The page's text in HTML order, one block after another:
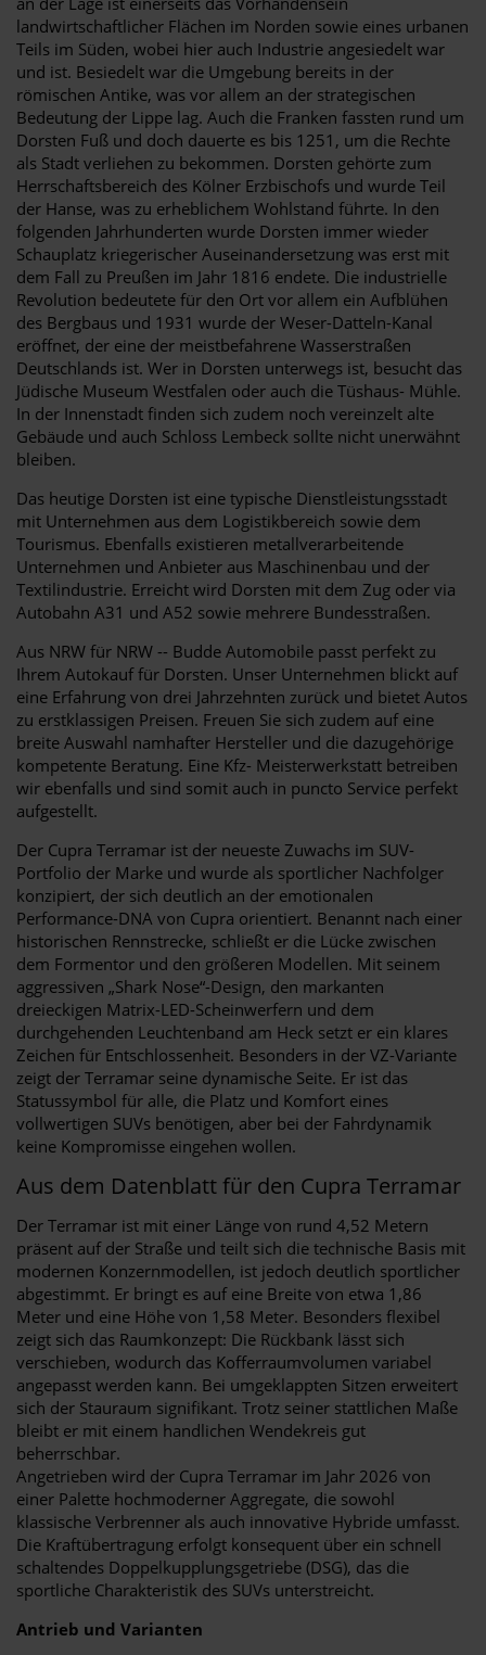
landwirtschaftlicher Flächen im Norden sowie eines urbanen
Teils im Süden, wobei hier auch Industrie angesiedelt war
und ist. Besiedelt war die Umgebung bereits in der
römischen Antike, was vor allem an der strategischen
Bedeutung der Lippe lag. Auch die Franken fassten rund um
Dorsten Fuß und doch dauerte es bis 1251, um die Rechte
als Stadt verliehen zu bekommen. Dorsten gehörte zum
Herrschaftsbereich des Kölner Erzbischofs und wurde Teil
der Hanse, was zu erheblichem Wohlstand führte. In den
folgenden Jahrhunderten wurde Dorsten immer wieder
Schauplatz kriegerischer Auseinandersetzung was erst mit
dem Fall zu Preußen im Jahr 1816 endete. Die industrielle
Revolution bedeutete für den Ort vor allem ein Aufblühen
des Bergbaus und 1931 wurde der Weser-Datteln-Kanal
eröffnet, der eine der meistbefahrene Wasserstraßen
Deutschlands ist. Wer in Dorsten unterwegs ist, besucht das
Jüdische Museum Westfalen oder auch die Tüshaus- Mühle.
In der Innenstadt finden sich zudem noch vereinzelt alte
Gebäude und auch Schloss Lembeck sollte nicht unerwähnt
bleiben.
Das heutige Dorsten ist eine typische Dienstleistungsstadt
mit Unternehmen aus dem Logistikbereich sowie dem
Tourismus. Ebenfalls existieren metallverarbeitende
Unternehmen und Anbieter aus Maschinenbau und der
Textilindustrie. Erreicht wird Dorsten mit dem Zug oder via
Autobahn A31 und A52 sowie mehrere Bundesstraßen.
Aus NRW für NRW -- Budde Automobile passt perfekt zu
Ihrem Autokauf für Dorsten. Unser Unternehmen blickt auf
eine Erfahrung von drei Jahrzehnten zurück und bietet Autos
zu erstklassigen Preisen. Freuen Sie sich zudem auf eine
breite Auswahl namhafter Hersteller und die dazugehörige
kompetente Beratung. Eine Kfz- Meisterwerkstatt betreiben
wir ebenfalls und sind somit auch in puncto Service perfekt
aufgestellt.
Der Cupra Terramar ist der neueste Zuwachs im SUV-
Portfolio der Marke und wurde als sportlicher Nachfolger
konzipiert, der sich deutlich an der emotionalen
Performance-DNA von Cupra orientiert. Benannt nach einer
historischen Rennstrecke, schließt er die Lücke zwischen
dem Formentor und den größeren Modellen. Mit seinem
aggressiven „Shark Nose“-Design, den markanten
dreieckigen Matrix-LED-Scheinwerfern und dem
durchgehenden Leuchtenband am Heck setzt er ein klares
Zeichen für Entschlossenheit. Besonders in der VZ-Variante
zeigt der Terramar seine dynamische Seite. Er ist das
Statussymbol für alle, die Platz und Komfort eines
vollwertigen SUVs benötigen, aber bei der Fahrdynamik
keine Kompromisse eingehen wollen.
Aus dem Datenblatt für den Cupra Terramar
Der Terramar ist mit einer Länge von rund 4,52 Metern
präsent auf der Straße und teilt sich die technische Basis mit
modernen Konzernmodellen, ist jedoch deutlich sportlicher
abgestimmt. Er bringt es auf eine Breite von etwa 1,86
Meter und eine Höhe von 1,58 Meter. Besonders flexibel
zeigt sich das Raumkonzept: Die Rückbank lässt sich
verschieben, wodurch das Kofferraumvolumen variabel
angepasst werden kann. Bei umgeklappten Sitzen erweitert
sich der Stauraum signifikant. Trotz seiner stattlichen Maße
bleibt er mit einem handlichen Wendekreis gut
beherrschbar.
Angetrieben wird der Cupra Terramar im Jahr 2026 von
einer Palette hochmoderner Aggregate, die sowohl
klassische Verbrenner als auch innovative Hybride umfasst.
Die Kraftübertragung erfolgt konsequent über ein schnell
schaltendes Doppelkupplungsgetriebe (DSG), das die
sportliche Charakteristik des SUVs unterstreicht.
Antrieb und Varianten